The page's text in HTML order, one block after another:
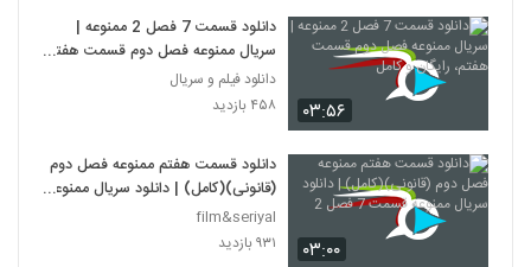
۰۳:۵۶
دانلود قسمت 7 فصل 2 ممنوعه |
سریال ممنوعه فصل دوم قسمت هفتم،
رایگان و کامل
دانلود فیلم و سریال
۴۵۸ بازدید
۰۳:۰۰
دانلود قسمت هفتم ممنوعه فصل دوم
(قانونی)(کامل) | دانلود سریال ممنوعه
قسمت 7 فصل 2
film&seriyal
۹۳۱ بازدید